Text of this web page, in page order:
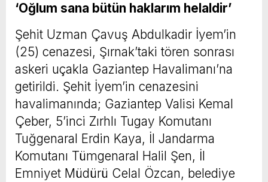
‘Oğlum sana bütün haklarım helaldir’
Şehit Uzman Çavuş Abdulkadir İyem’in
(25) cenazesi, Şırnak’taki tören sonrası
askeri uçakla Gaziantep Havalimanı’na
getirildi. Şehit İyem’in cenazesini
havalimanında; Gaziantep Valisi Kemal
Çeber, 5’inci Zırhlı Tugay Komutanı
Tuğgenaral Erdin Kaya, İl Jandarma
Komutanı Tümgenaral Halil Şen, İl
Emniyet Müdürü Celal Özcan, belediye